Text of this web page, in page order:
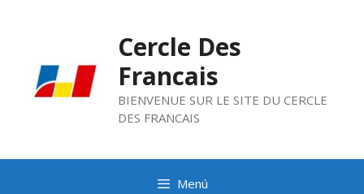
Cercle Des
Francais
BIENVENUE SUR LE SITE DU CERCLE
DES FRANCAIS
Menú